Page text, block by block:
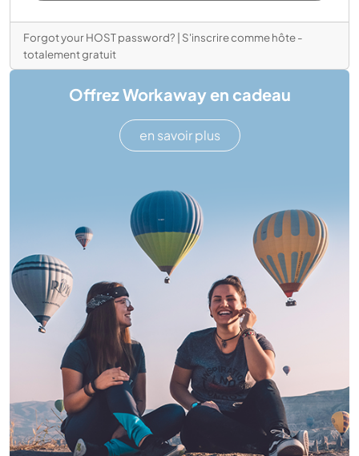
Forgot your HOST password? | S'inscrire comme hôte -
totalement gratuit
Offrez Workaway en cadeau
en savoir plus